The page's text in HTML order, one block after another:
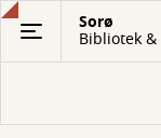
Gå
hovedindhold
Sorø
Bibliotek